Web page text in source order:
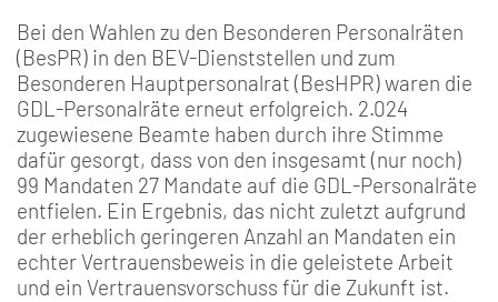
Bei den Wahlen zu den Besonderen Personalräten
(BesPR) in den BEV-Dienststellen und zum
Besonderen Hauptpersonalrat (BesHPR) waren die
GDL-Personalräte erneut erfolgreich. 2.024
zugewiesene Beamte haben durch ihre Stimme
dafür gesorgt, dass von den insgesamt (nur noch)
99 Mandaten 27 Mandate auf die GDL-Personalräte
entfielen. Ein Ergebnis, das nicht zuletzt aufgrund
der erheblich geringeren Anzahl an Mandaten ein
echter Vertrauensbeweis in die geleistete Arbeit
und ein Vertrauensvorschuss für die Zukunft ist.